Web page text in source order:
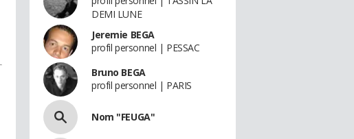
DEMI LUNE
Jeremie BEGA
profil personnel | PESSAC
Bruno BEGA
profil personnel | PARIS
Nom "FEUGA"